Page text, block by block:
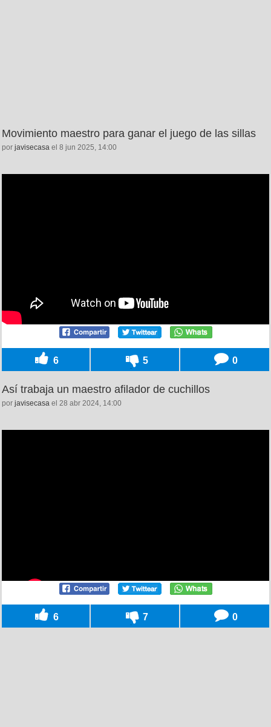
Movimiento maestro para ganar el juego de las sillas
por javisecasa el 8 jun 2025, 14:00
6 5 0
Así trabaja un maestro afilador de cuchillos
por javisecasa el 28 abr 2024, 14:00
6 7 0